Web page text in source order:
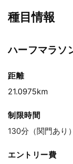
種目情報
ハーフマラソ
距離
21.0975km
制限時間
130分（関門あり）
エントリー費